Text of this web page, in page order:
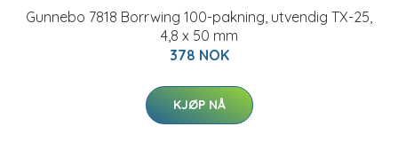
Gunnebo 7818 Borrwing 100-pakning, utvendig TX-25,
4,8 x 50 mm
378 NOK
KJØP NÅ